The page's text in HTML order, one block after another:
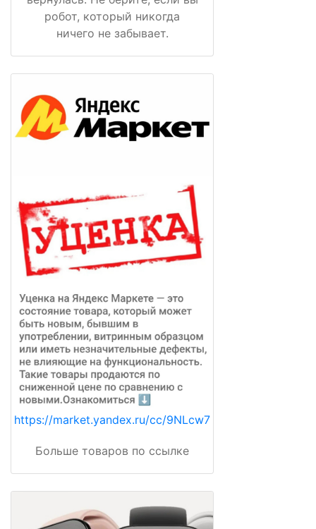
робот, который никогда
ничего не забывает.
https://market.yandex.ru/cc/9NLcw7
Больше товаров по ссылке